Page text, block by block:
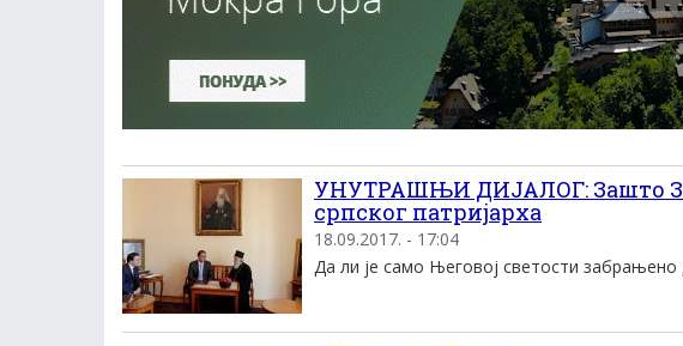
УНУТРАШЊИ ДИЈАЛОГ: Зашто
српског патријарха
18.09.2017. - 17:04
Да ли је само Његовој светости забрањено